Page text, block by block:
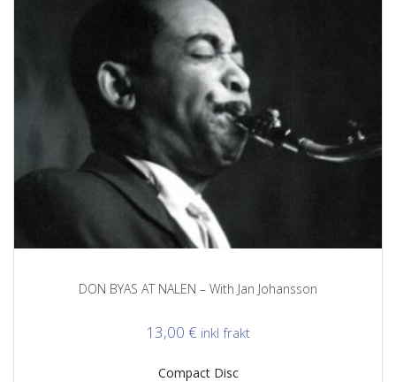
DON BYAS AT NALEN – With Jan Johansson
13,00 € inkl frakt
Compact Disc